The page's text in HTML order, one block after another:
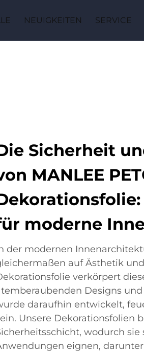
NEUIGKEITEN SERVICE
Sicherheit
MANLEE
moderne
der modernen
auf Ästhetik
verkörpert
Designs
daraufhin entwickelt,
Unsere Dekorationsfolien
wodurch sie
eignen,